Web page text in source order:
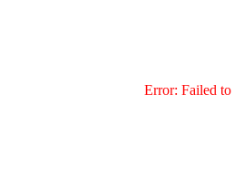
Error: Failed to